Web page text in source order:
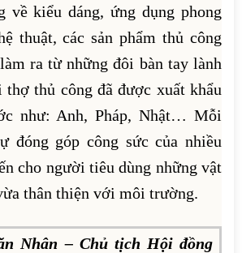
về kiểu dáng, ứng dụng phong
thuật, các sản phẩm thủ công
ra từ những đôi bàn tay lành
thợ thủ công đã được xuất khẩu
như: Anh, Pháp, Nhật… Mỗi
đóng góp công sức của nhiều
cho người tiêu dùng những vật
thân thiện với môi trường.
Nhân – Chủ tịch Hội đồng